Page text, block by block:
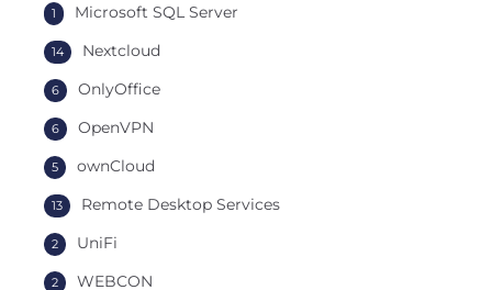
Microsoft SQL Server
1
Nextcloud
14
OnlyOffice
6
OpenVPN
6
ownCloud
5
Remote Desktop Services
13
UniFi
2
WEBCON
2